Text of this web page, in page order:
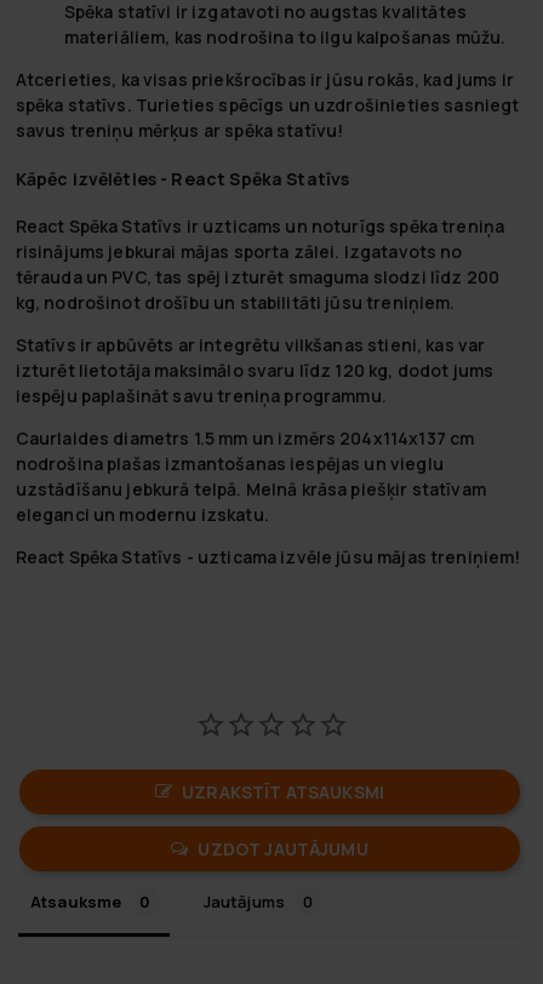
Spēka statīvi ir izgatavoti no augstas kvalitātes
materiāliem, kas nodrošina to ilgu kalpošanas mūžu.
Atcerieties, ka visas priekšrocības ir jūsu rokās, kad jums ir
spēka statīvs. Turieties spēcīgs un uzdrošinieties sasniegt
savus treniņu mērķus ar spēka statīvu!
Kāpēc izvēlēties - React Spēka Statīvs
React Spēka Statīvs ir uzticams un noturīgs spēka treniņa
risinājums jebkurai mājas sporta zālei. Izgatavots no
tērauda un PVC, tas spēj izturēt smaguma slodzi līdz 200
kg, nodrošinot drošību un stabilitāti jūsu treniņiem.
Statīvs ir apbūvēts ar integrētu vilkšanas stieni, kas var
izturēt lietotāja maksimālo svaru līdz 120 kg, dodot jums
iespēju paplašināt savu treniņa programmu.
Caurlaides diametrs 1.5 mm un izmērs 204x114x137 cm
nodrošina plašas izmantošanas iespējas un vieglu
uzstādīšanu jebkurā telpā. Melnā krāsa piešķir statīvam
eleganci un modernu izskatu.
React Spēka Statīvs - uzticama izvēle jūsu mājas treniņiem!
UZRAKSTĪT ATSAUKSMI
UZDOT JAUTĀJUMU
Atsauksme Jautājums